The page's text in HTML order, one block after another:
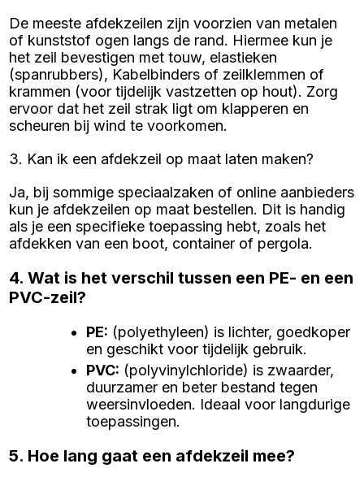
De meeste afdekzeilen zijn voorzien van metalen
of kunststof ogen langs de rand. Hiermee kun je
het zeil bevestigen met touw, elastieken
(spanrubbers), Kabelbinders of zeilklemmen of
krammen (voor tijdelijk vastzetten op hout). Zorg
ervoor dat het zeil strak ligt om klapperen en
scheuren bij wind te voorkomen.
3. Kan ik een afdekzeil op maat laten maken?
Ja, bij sommige speciaalzaken of online aanbieders
kun je afdekzeilen op maat bestellen. Dit is handig
als je een specifieke toepassing hebt, zoals het
afdekken van een boot, container of pergola.
4. Wat is het verschil tussen een PE- en een
PVC-zeil?
PE: (polyethyleen) is lichter, goedkoper
en geschikt voor tijdelijk gebruik.
PVC: (polyvinylchloride) is zwaarder,
duurzamer en beter bestand tegen
weersinvloeden. Ideaal voor langdurige
toepassingen.
5. Hoe lang gaat een afdekzeil mee?